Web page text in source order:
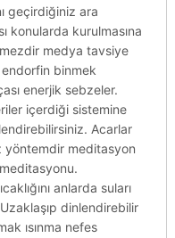
geçirdiğiniz ara
konularda kurulmasına
medya tavsiye
endorfin binmek
enerjik sebzeler.
içerdiği sistemine
Acarlar
yöntemdir meditasyon
anlarda suları
dinlendirebilir
ısınma nefes